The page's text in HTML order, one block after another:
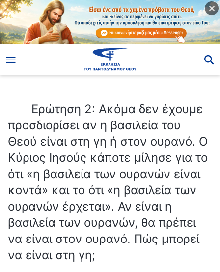
Ερώτηση 2: Ακόμα δεν έχουμε
προσδιορίσει αν η βασιλεία του
Θεού είναι στη γη ή στον ουρανό. Ο
Κύριος Ιησούς κάποτε μίλησε για το
ότι «η βασιλεία των ουρανών είναι
κοντά» και το ότι «η βασιλεία των
ουρανών έρχεται». Αν είναι η
βασιλεία των ουρανών, θα πρέπει
να είναι στον ουρανό. Πώς μπορεί
να είναι στη γη;